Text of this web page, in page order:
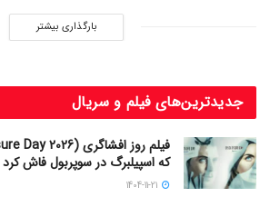
بارگذاری بیشتر
جدیدترین‌های فیلم و سریال
که اسپیلبرگ در سوپربول فاش کرد